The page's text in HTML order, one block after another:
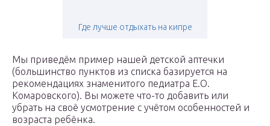
Где лучше отдыхать на кипре
Мы приведём пример нашей детской аптечки
(большинство пунктов из списка базируется на
рекомендациях знаменитого педиатра Е.О.
Комаровского). Вы можете что-то добавить или
убрать на своё усмотрение с учётом особенностей и
возраста ребёнка.